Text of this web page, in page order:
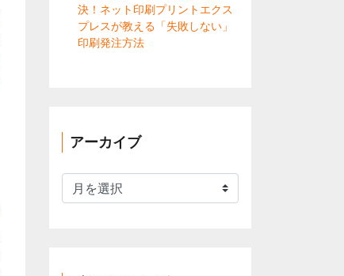
決！ネット印刷プリントエクス
プレスが教える「失敗しない」
印刷発注方法
アーカイブ
ー